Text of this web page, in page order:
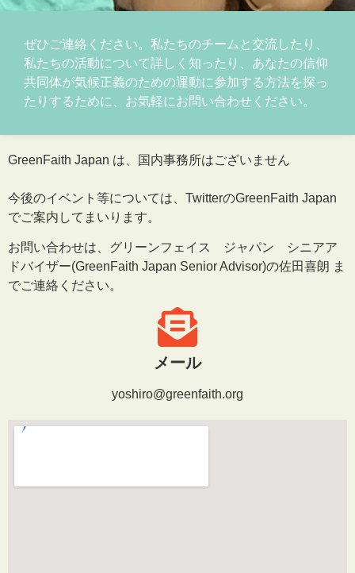
ぜひご連絡ください。私たちのチームと交流したり、
私たちの活動について詳しく知ったり、あなたの信仰
共同体が気候正義のための運動に参加する方法を探っ
たりするために、お気軽にお問い合わせください。
GreenFaith Japan は、国内事務所はございません
今後のイベント等については、TwitterのGreenFaith Japan
でご案内してまいります。
お問い合わせは、グリーンフェイス ジャパン シニアア
ドバイザー(GreenFaith Japan Senior Advisor)の佐田喜朗 ま
でご連絡ください。
メール
yoshiro@greenfaith.org